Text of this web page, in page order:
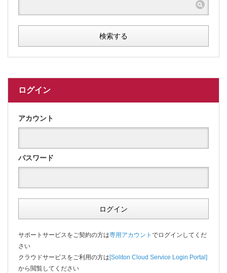
検索する
ログイン
アカウント
パスワード
ログイン
サポートサービスをご契約の方は専用アカウント でログインしてくだ
さい
クラウドサービスをご利用の方は [Soliton Cloud Service Login Portal]
から閲覧してください